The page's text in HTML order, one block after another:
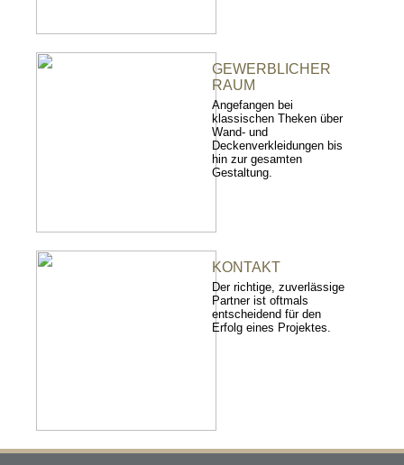
GEWERBLICHER
RAUM
Angefangen bei
klassischen Theken über
Wand- und
Deckenverkleidungen bis
hin zur gesamten
Gestaltung.
KONTAKT
Der richtige, zuverlässige
Partner ist oftmals
entscheidend für den
Erfolg eines Projektes.